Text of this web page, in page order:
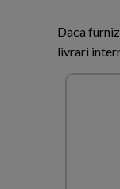
Daca
livrari